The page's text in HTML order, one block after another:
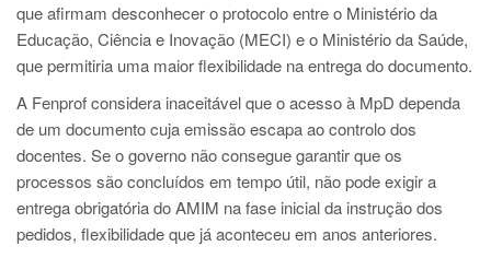
que afirmam desconhecer o protocolo entre o Ministério da
Educação, Ciência e Inovação (MECI) e o Ministério da Saúde,
que permitiria uma maior flexibilidade na entrega do documento.
A Fenprof considera inaceitável que o acesso à MpD dependa
de um documento cuja emissão escapa ao controlo dos
docentes. Se o governo não consegue garantir que os
processos são concluídos em tempo útil, não pode exigir a
entrega obrigatória do AMIM na fase inicial da instrução dos
pedidos, flexibilidade que já aconteceu em anos anteriores.